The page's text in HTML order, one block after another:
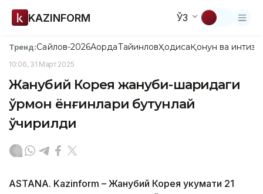
KAZINFORM ЎЗ
Тренд:Сайлов-2026АқордаТайинловҲодисаҚонун ва
10:06, 31 Март 2025
Жанубий Корея жануби-шарқидаги
ўрмон ёнғинлари бутунлай
ўчирилди
ASTANA. Kazinform – Жанубий Корея ҳукумати 21